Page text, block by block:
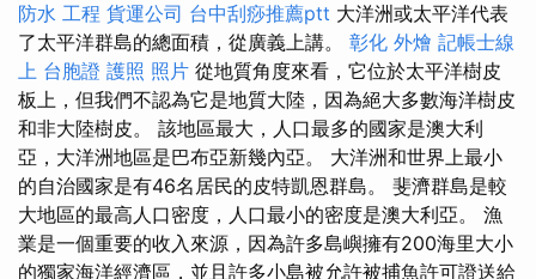
防水 工程 貨運公司 台中刮痧推薦ptt 大洋洲或太平洋代表
了太平洋群島的總面積，從廣義上講。 彰化 外燴 記帳士線
上 台胞證 護照 照片 從地質角度來看，它位於太平洋樹皮
板上，但我們不認為它是地質大陸，因為絕大多數海洋樹皮
和非大陸樹皮。 該地區最大，人口最多的國家是澳大利
亞，大洋洲地區是巴布亞新幾內亞。 大洋洲和世界上最小
的自治國家是有46名居民的皮特凱恩群島。 斐濟群島是較
大地區的最高人口密度，人口最小的密度是澳大利亞。 漁
業是一個重要的收入來源，因為許多島嶼擁有200海里大小
的獨家海洋經濟區，並且許多小島被允許被捕魚許可證送給